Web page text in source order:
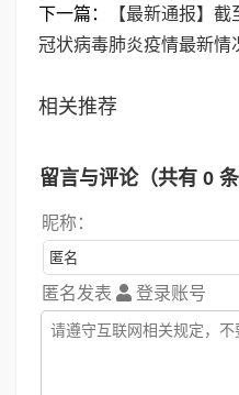
下一篇：
【最新通报】
冠状病毒肺炎疫情最新情
相关推荐
留言与评论（共有 0
昵称：
匿名发表 登录账号